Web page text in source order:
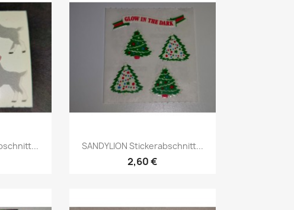
SANDYLION Stickerabschnitt...
2,60 €